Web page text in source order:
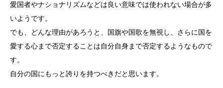
愛国者やナショナリズムなどは良い意味では使われない場合が多
いようです。
でも、どんな理由があろうと、国旗や国歌を無視し、さらに国を
愛する心まで否定することは自分自身まで否定するようなもので
す。
自分の国にもっと誇りを持つべきだと思います。